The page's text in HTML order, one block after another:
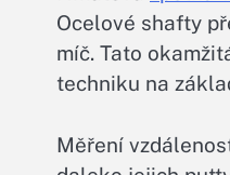
Ocelové shafty
míč. Tato
techniku na
Měření